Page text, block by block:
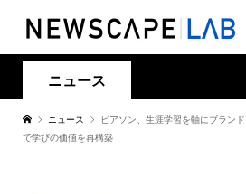
ニュース
ニュース
ピアソン、生涯学習を軸にブラン
で学びの価値を再構築